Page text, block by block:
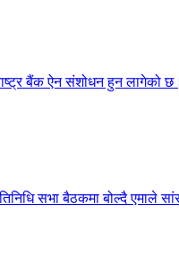
बैंक ऐन संशोधन हुन लागेको
सभा बैठकमा बोल्दै एमाले